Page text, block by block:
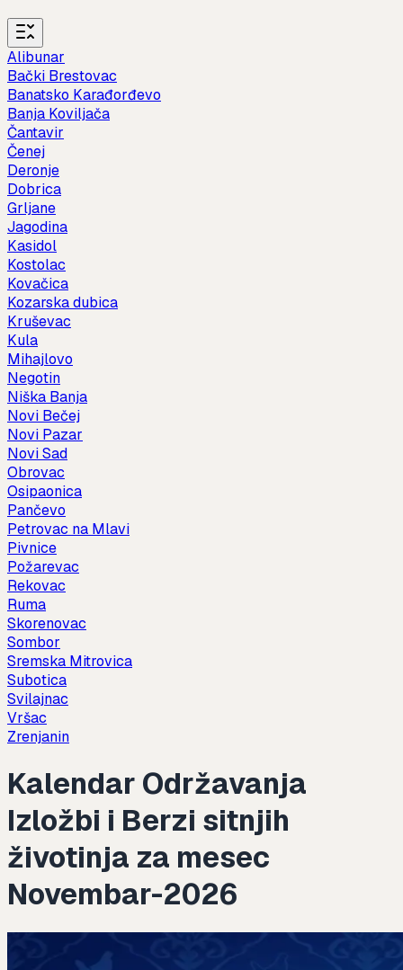
Alibunar
Bački Brestovac
Banatsko Karađorđevo
Banja Koviljača
Čantavir
Čenej
Deronje
Dobrica
Grljane
Jagodina
Kasidol
Kostolac
Kovačica
Kozarska dubica
Kruševac
Kula
Mihajlovo
Negotin
Niška Banja
Novi Bečej
Novi Pazar
Novi Sad
Obrovac
Osipaonica
Pančevo
Petrovac na Mlavi
Pivnice
Požarevac
Rekovac
Ruma
Skorenovac
Sombor
Sremska Mitrovica
Subotica
Svilajnac
Vršac
Zrenjanin
Kalendar Održavanja
Izložbi i Berzi sitnjih
životinja za mesec
Novembar-2026